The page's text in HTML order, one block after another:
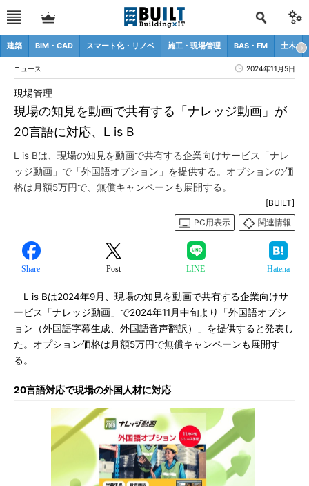
建築 BIM・CAD スマート化・リノベ 施工・現場管理 BAS・FM 土木
ニュース 2024年11月5日
現場の知見を動画で共有する「ナレッジ動画」が
20言語に対応、L is B
現場管理
L is Bは、現場の知見を動画で共有する企業向けサービス「ナレ
ッジ動画」で「外国語オプション」を提供する。オプションの価
格は月額5万円で、無償キャンペーンも展開する。
[BUILT]
PC用表示
関連情報
Share Post LINE Hatena
L is Bは2024年9月、現場の知見を動画で共有する企業向けサ
ービス「ナレッジ動画」で2024年11月中旬より「外国語オプシ
ョン（外国語字幕生成、外国語音声翻訳）」を提供すると発表し
た。オプション価格は月額5万円で無償キャンペーンも展開す
る。
20言語対応で現場の外国人材に対応